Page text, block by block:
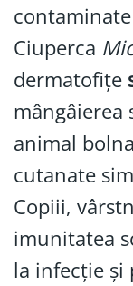
Ciuperca
dermatofițe
mângâierea
animal
cutanate
Copiii,
imunitatea
la infecție și